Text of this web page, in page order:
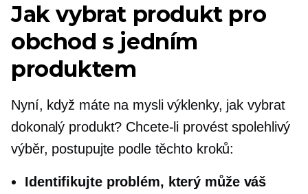
Jak vybrat produkt pro
obchod s jedním
produktem
Nyní, když máte na mysli výklenky, jak vybrat
dokonalý produkt? Chcete-li provést spolehlivý
výběr, postupujte podle těchto kroků:
Identifikujte problém, který může váš